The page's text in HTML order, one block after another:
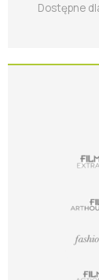
Dostępne